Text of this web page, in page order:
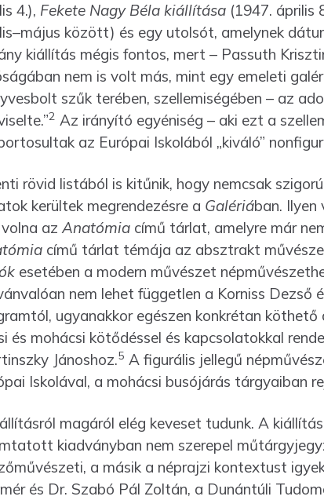
4.), Fekete Nagy Béla kiállítása(1947. április
között) és egy utolsót, amelynek
kiállítás mégis fontos, mert – Passuth
nem is volt más, mint egy emeleti
szűk terében, szellemiségében – az
2 Az irányító egyéniség – aki ezt a
az Európai Iskolából „kiváló”
rövid listából is kitűnik, hogy nemcsak
kerültek megrendezésre a Galériában. Ilyen
azAnatómiacímű tárlat, amelyre már
című tárlat témája az abszt­rakt
esetében a modern művészet
nem lehet független a Korniss
ugyanakkor egészen konkrétan köthető
és mohácsi kötődéssel és kapcsolatokkal
Jánoshoz.5 A figurális jellegű
Iskolával, a mohácsi busó­járás tárgyaiban
magáról elég keveset tudunk. A
kiadványban nem szerepel
a másik a néprajzi kontextust
és Dr. Szabó Pál Zoltán, a Dunántúli